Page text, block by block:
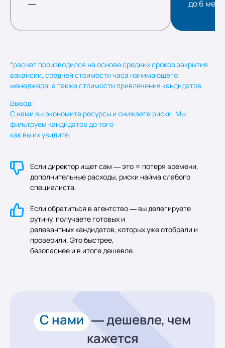
— до 6
*расчет производился на основе средних сроков закрытия
вакансии, средней стоимости часа нанимающего
менеджера, а также стоимости привлечения кандидатов.
Вывод:
С нами вы экономите ресурсы и снижаете риски. Мы
фильтруем кандидатов до того
как вы их увидите.
Если директор ищет сам — это = потеря времени,
дополнительные расходы, риски найма слабого
специалиста.
Если обратиться в агентство — вы делегируете
рутину, получаете готовых и
релевантных кандидатов, которых уже отобрали и
проверили. Это быстрее,
безопаснее и в итоге дешевле.
С нами — дешевле, чем
кажется